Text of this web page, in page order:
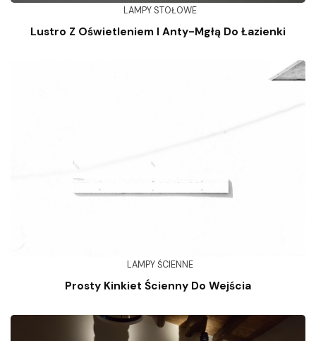
LAMPY STOŁOWE
Lustro Z Oświetleniem I Anty-Mgłą Do Łazienki
LAMPY ŚCIENNE
Prosty Kinkiet Ścienny Do Wejścia